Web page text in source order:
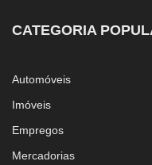
CATEGORIA
Automóveis
Imóveis
Empregos
Mercadorias